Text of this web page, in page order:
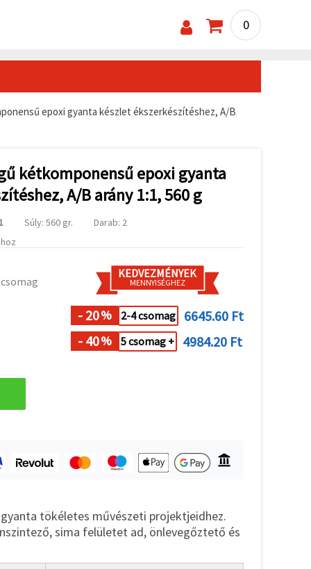
0
epoxi gyanta készlet ékszerkészítéshez, A/B
kétkomponensű epoxi gyanta
A/B arány 1:1, 560 g
Súly: 560 gr.
Darab: 2
KEDVEZMÉNYEK
MENNYISÉGHEZ
- 20% 2-4 csomag
6645.60 Ft
- 40% 5 csomag + 4984.20 Ft
tökéletes művészeti projektjeidhez.
sima felületet ad, önlevegőztető és